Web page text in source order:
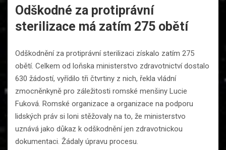
Odškodné za protiprávní
sterilizace má zatím 275 obětí
Odškodnění za protiprávní sterilizaci získalo zatím 275
obětí. Celkem od loňska ministerstvo zdravotnictví dostalo
630 žádostí, vyřídilo tři čtvrtiny z nich, řekla vládní
zmocněnkyně pro záležitosti romské menšiny Lucie
Fuková. Romské organizace a organizace na podporu
lidských práv si loni stěžovaly na to, že ministerstvo
uznává jako důkaz k odškodnění jen zdravotnickou
dokumentaci. Žádaly úpravu procesu.